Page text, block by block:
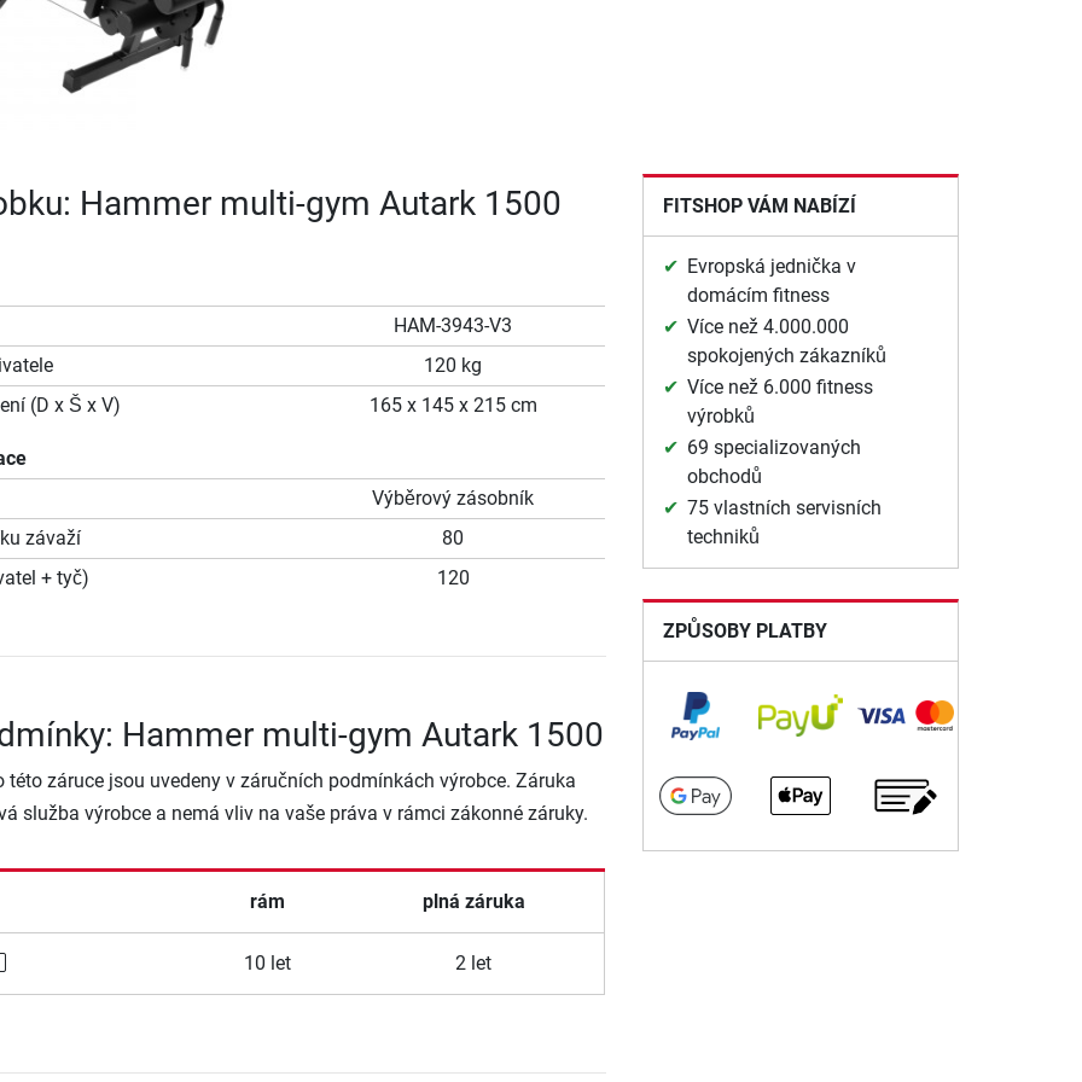
Hammer multi-gym Autark 1500
HAM-3943-V3
120 kg
(D x Š x V)
165 x 145 x 215 cm
Výběrový zásobník
závaží
80
+ tyč)
120
Hammer multi-gym Autark 1500
záruce jsou uvedeny v záručních podmínkách výrobce. Záruka
služba výrobce a nemá vliv na vaše práva v rámci zákonné záruky.
rám plná záruka
10 let 2 let
FITSHOP VÁM NABÍZÍ
Evropská jednička v
domácím fitness
Více než 4.000.000
spokojených zákazníků
Více než 6.000 fitness
výrobků
69 specializovaných
obchodů
75 vlastních servisních
techniků
ZPŮSOBY PLATBY